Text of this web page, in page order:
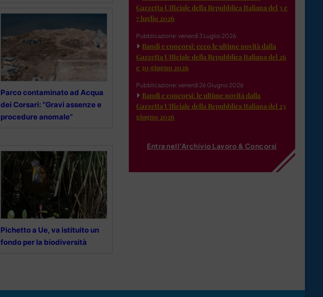
Parco contaminato ad Acqua
dei Corsari: “Gravi assenze e
procedure anomale”
Pichetto a Ue, va istituito un
fondo per la biodiversità
Gazzetta Ufficiale della Repubblica Italiana del 3 e
7 luglio 2026
Pubblicazione: venerdì 3 Luglio 2026
Bandi e concorsi: ecco le ultime novità dalla
Gazzetta Ufficiale della Repubblica Italiana del 26
e 30 giugno 2026
Pubblicazione: venerdì 26 Giugno 2026
Bandi e concorsi: le ultime novità dalla
Gazzetta Ufficiale della Repubblica Italiana del 23
giugno 2026
Entra nell'Archivio Lavoro & Concorsi